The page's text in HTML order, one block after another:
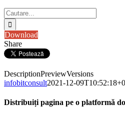
Cautare...
Download
Share
DescriptionPreviewVersions
infobitconsult2021-12-
Distribuiți pagina pe o platformă